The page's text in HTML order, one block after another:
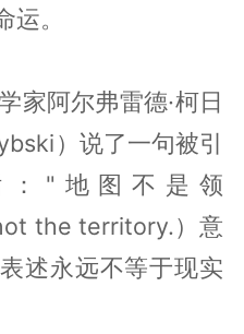
。
家阿尔弗雷德·柯日
）说了一句被引
："地图不是领
the territory.）意
述永远不等于现实